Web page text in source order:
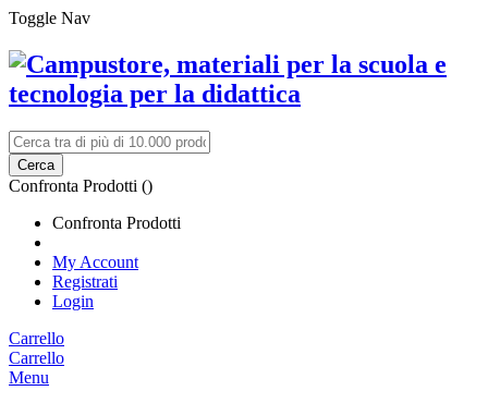
Toggle Nav
Cerca
Confronta Prodotti ()
Confronta Prodotti
My Account
Registrati
Login
Carrello
Carrello
Menu